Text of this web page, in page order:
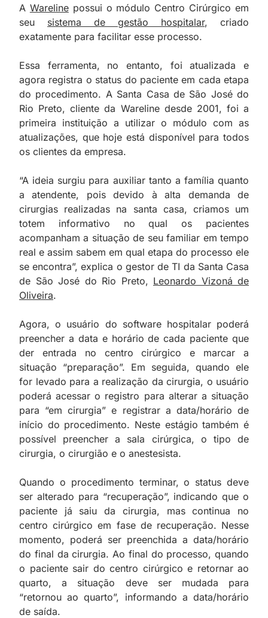
A Warelinepossui o módulo Centro Cirúrgico em
seu sistema de gestão hospitalar, criado
exatamente para facilitar esse processo.
Essa ferramenta, no entanto, foi atualizada e
agora registra o status do paciente em cada etapa
do procedimento. A Santa Casa de São José do
Rio Preto, cliente da Wareline desde 2001, foi a
primeira instituição a utilizar o módulo com as
atualizações, que hoje está disponível para todos
os clientes da empresa.
“A ideia surgiu para auxiliar tanto a família quanto
a atendente, pois devido à alta demanda de
cirurgias realizadas na santa casa, criamos um
totem informativo no qual os pacientes
acompanham a situação de seu familiar em tempo
real e assim sabem em qual etapa do processo ele
se encontra”, explica o gestor de TI da Santa Casa
de São José do Rio Preto, Leonardo Vizoná de
Oliveira.
Agora, o usuário do software hospitalar poderá
preencher a data e horário de cada paciente que
der entrada no centro cirúrgico e marcar a
situação “preparação”. Em seguida, quando ele
for levado para a realização da cirurgia, o usuário
poderá acessar o registro para alterar a situação
para “em cirurgia” e registrar a data/horário de
início do procedimento. Neste estágio também é
possível preencher a sala cirúrgica, o tipo de
cirurgia, o cirurgião e o anestesista.
Quando o procedimento terminar, o status deve
ser alterado para “recuperação”, indicando que o
paciente já saiu da cirurgia, mas continua no
centro cirúrgico em fase de recuperação. Nesse
momento, poderá ser preenchida a data/horário
do final da cirurgia. Ao final do processo, quando
o paciente sair do centro cirúrgico e retornar ao
quarto, a situação deve ser mudada para
“retornou ao quarto”, informando a data/horário
de saída.